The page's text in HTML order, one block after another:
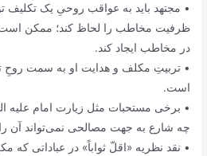
• مجتهد باید به عواقب روحیِ یک تکلیف
ظرفیت مخاطب را لحاظ کند؛ ممکن است
در مخاطب ایجاد کند.
• تربیتِ مکلف و هدایت او به سمت روحِ
است.
• برخی مستحبات مثل زیارت امام علیه
چه شارع به جهت مصالحی نمی‌تواند آن
• نقد نظریه «اقلّ ثواباً» در عباداتی